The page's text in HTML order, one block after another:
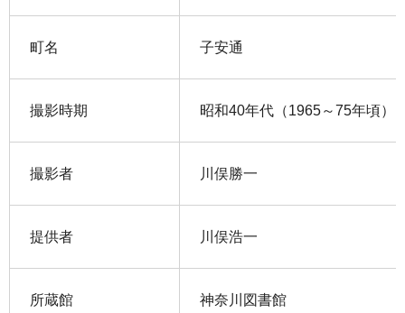
町名 子安通
撮影時期 昭和40年代（1965～75年頃）
撮影者 川俣勝一
提供者 川俣浩一
所蔵館 神奈川図書館